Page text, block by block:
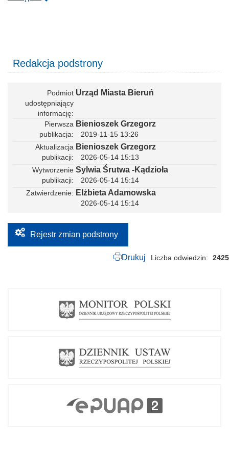
Redakcja podstrony
Podmiot
udostępniający
informację
Urząd Miasta Bieruń
Pierwsza
publikacja
Bienioszek Grzegorz
2019-11-15 13:26
Aktualizacja
publikacji
Bienioszek Grzegorz
2026-05-14 15:13
Wytworzenie
publikacji
Sylwia Śrutwa -Kądzioła
2026-05-14 15:14
Zatwierdzenie
Elżbieta Adamowska
2026-05-14 15:14
Rejestr zmian podstrony
Drukuj Liczba odwiedzin 2425